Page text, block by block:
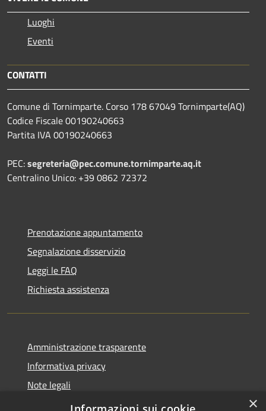
Luoghi
Eventi
CONTATTI
Comune di Tornimparte. Corso 178 67049 Tornimparte(AQ)
Codice Fiscale 00190240663
Partita IVA 00190240663
PEC:segreteria@pec.comune.tornimparte.aq.it
Centralino Unico: +39 0862 72372
Prenotazione appuntamento
Segnalazione disservizio
Leggi le FAQ
Richiesta assistenza
Amministrazione trasparente
Informativa privacy
Note legali
Dichiarazione di accessibilità
×